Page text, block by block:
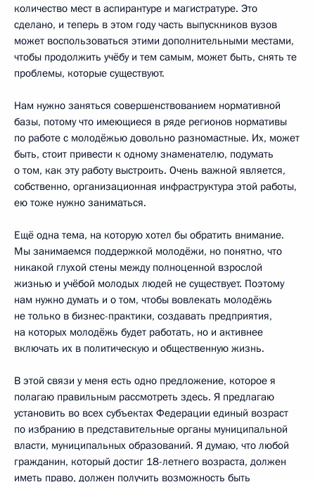
количество мест в аспирантуре и магистратуре. Это
сделано, и теперь в этом году часть выпускников вузов
может воспользоваться этими дополнительными местами,
чтобы продолжить учёбу и тем самым, может быть, снять те
проблемы, которые существуют.
Нам нужно заняться совершенствованием нормативной
базы, потому что имеющиеся в ряде регионов нормативы
по работе с молодёжью довольно разномастные. Их, может
быть, стоит привести к одному знаменателю, подумать
о том, как эту работу выстроить. Очень важной является,
собственно, организационная инфраструктура этой работы,
ею тоже нужно заниматься.
Ещё одна тема, на которую хотел бы обратить внимание.
Мы занимаемся поддержкой молодёжи, но понятно, что
никакой глухой стены между полноценной взрослой
жизнью и учёбой молодых людей не существует. Поэтому
нам нужно думать и о том, чтобы вовлекать молодёжь
не только в бизнес-практики, создавать предприятия,
на которых молодёжь будет работать, но и активнее
включать их в политическую и общественную жизнь.
В этой связи у меня есть одно предложение, которое я
полагаю правильным рассмотреть здесь. Я предлагаю
установить во всех субъектах Федерации единый возраст
по избранию в представительные органы муниципальной
власти, муниципальных образований. Я думаю, что любой
гражданин, который достиг 18-летнего возраста, должен
иметь право, должен получить возможность быть